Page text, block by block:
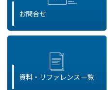
お問合せ
資料・リファレンス一覧